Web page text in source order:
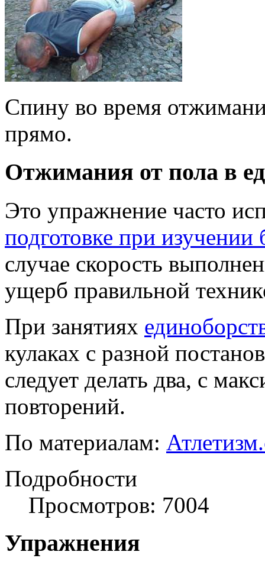
Спину во время
прямо.
Отжимания от пола в
Это упражнение часто
подготовке при изучении
случае скорость
ущерб правильной
При занятиях
кулаках с разной
следует делать два, с
повторений.
По материалам:
Подробности
Просмотров: 7004
Упражнения